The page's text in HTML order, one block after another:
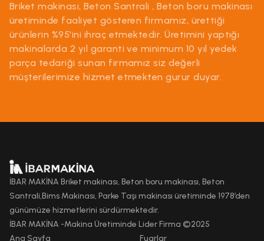
Briket makinası, Beton Santrali , Beton boru makinası
üretiminde faaliyet gösteren firmamız, ürettiği
ürünlerin %95'ini ihraç etmektedir. Üretimini yaptığı
makinalarda 2 yıl garanti ve minimum 10 yıl yedek
parça tedariği sunan firmamız siz değerli
müşterilerimize hizmet etmekten gurur duyar.
İBAR MAKİNA Briket makinası, Beton boru makinası, Beton
Santrali,Bims Makinası, Parke Taşı makinası üretiminde 1978’den
günümüze hizmetlerini sürdürmektedir.
İBAR MAKİNA -Makina Üretiminde Lider Firma ©2025
Ana Sayfa
Fuarlar